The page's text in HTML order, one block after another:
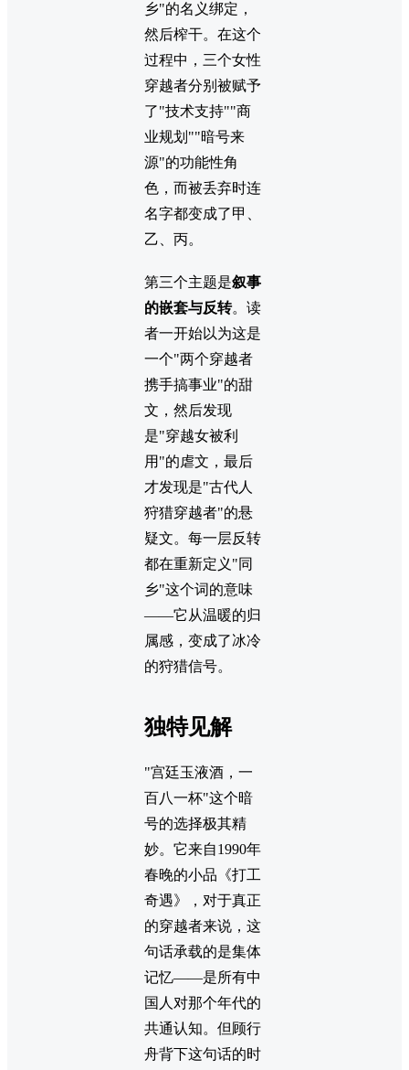
乡"的名义绑定，
然后榨干。在这个
过程中，三个女性
穿越者分别被赋予
了"技术支持""商
业规划""暗号来
源"的功能性角
色，而被丢弃时连
名字都变成了甲、
乙、丙。
第三个主题是叙事
的嵌套与反转。读
者一开始以为这是
一个"两个穿越者
携手搞事业"的甜
文，然后发现
是"穿越女被利
用"的虐文，最后
才发现是"古代人
狩猎穿越者"的悬
疑文。每一层反转
都在重新定义"同
乡"这个词的意味
——它从温暖的归
属感，变成了冰冷
的狩猎信号。
独特见解
"宫廷玉液酒，一
百八一杯"这个暗
号的选择极其精
妙。它来自1990年
春晚的小品《打工
奇遇》，对于真正
的穿越者来说，这
句话承载的是集体
记忆——是所有中
国人对那个年代的
共通认知。但顾行
舟背下这句话的时